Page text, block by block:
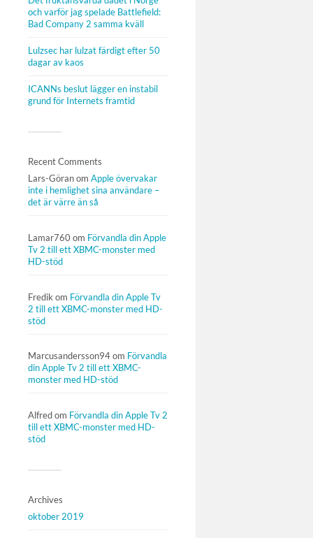
och varför jag spelade Battlefield:
Bad Company 2 samma kväll
Lulzsec har lulzat färdigt efter 50
dagar av kaos
ICANNs beslut lägger en instabil
grund för Internets framtid
Recent Comments
Lars-Göranom Apple övervakar
inte i hemlighet sina användare –
det är värre än så
Lamar760 om Förvandla din Apple
Tv 2 till ett XBMC-monster med
HD-stöd
Fredik om Förvandla din Apple Tv
2 till ett XBMC-monster med HD-
stöd
Marcusandersson94om Förvandla
din Apple Tv 2 till ett XBMC-
monster med HD-stöd
Alfredom Förvandla din Apple Tv 2
till ett XBMC-monster med HD-
stöd
Archives
oktober 2019